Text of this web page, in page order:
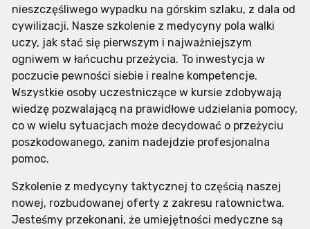
nieszczęśliwego wypadku na górskim szlaku, z dala od
cywilizacji. Nasze szkolenie z medycyny pola walki
uczy, jak stać się pierwszym i najważniejszym
ogniwem w łańcuchu przeżycia. To inwestycja w
poczucie pewności siebie i realne kompetencje.
Wszystkie osoby uczestniczące w kursie zdobywają
wiedzę pozwalającą na prawidłowe udzielania pomocy,
co w wielu sytuacjach może decydować o przeżyciu
poszkodowanego, zanim nadejdzie profesjonalna
pomoc.
Szkolenie z medycyny taktycznej to częścią naszej
nowej, rozbudowanej oferty z zakresu ratownictwa.
Jesteśmy przekonani, że umiejętności medyczne są